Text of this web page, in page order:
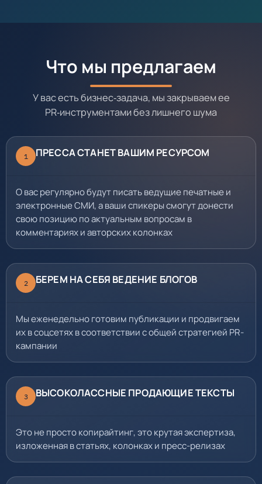
Что мы предлагаем
У вас есть бизнес‑задача, мы закрываем ее
PR‑инструментами без лишнего шума
1 ПРЕССА СТАНЕТ ВАШИМ РЕСУРСОМ
О вас регулярно будут писать ведущие печатные и
электронные СМИ, а ваши спикеры смогут донести
свою позицию по актуальным вопросам в
комментариях и авторских колонках
2 БЕРЕМ НА СЕБЯ ВЕДЕНИЕ БЛОГОВ
Мы еженедельно готовим публикации и продвигаем
их в соцсетях в соответствии с общей стратегией PR-
кампании
3 ВЫСОКОЛАССНЫЕ ПРОДАЮЩИЕ ТЕКСТЫ
Это не просто копирайтинг, это крутая экспертиза,
изложенная в статьях, колонках и пресс-релизах